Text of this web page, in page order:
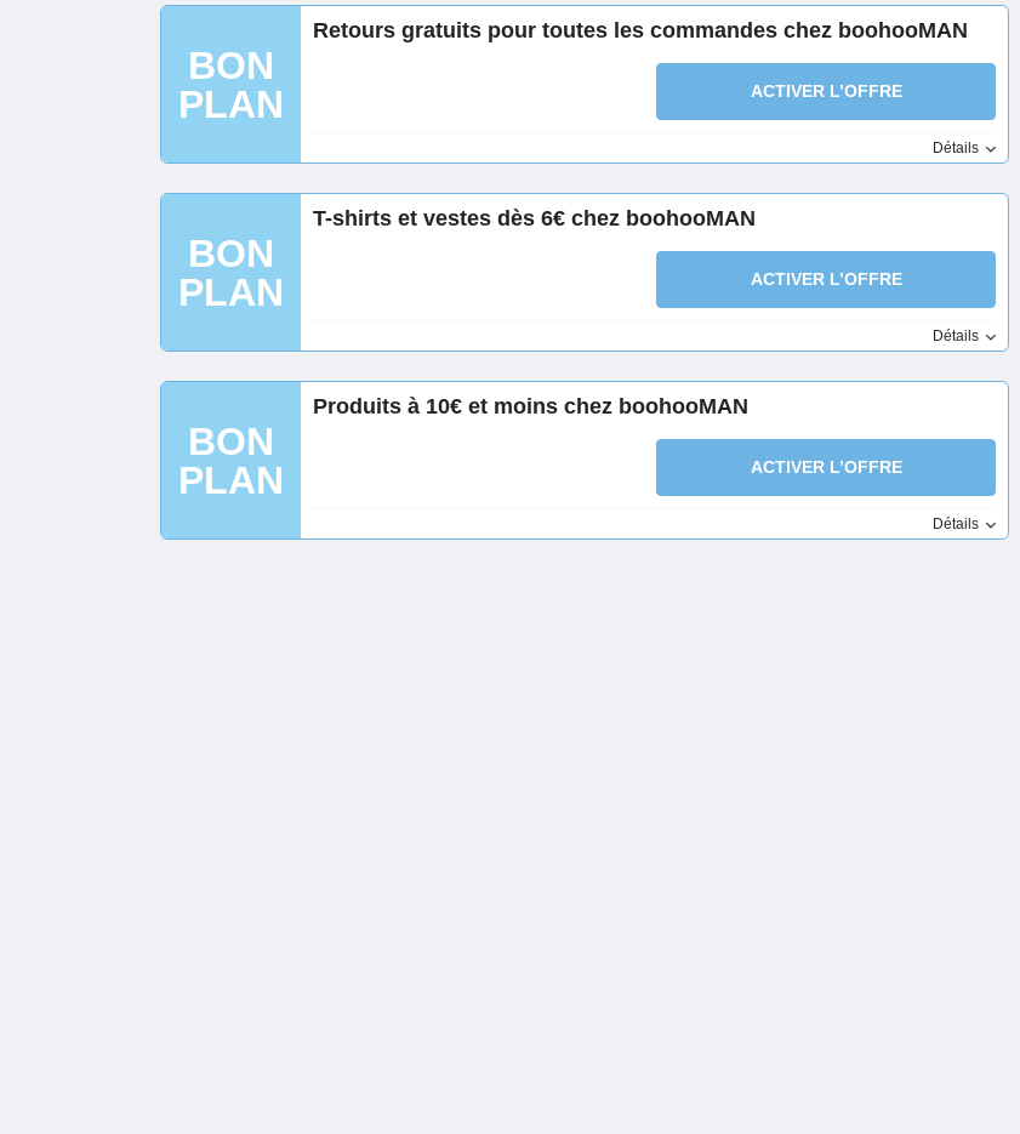
BON
PLAN
Retours gratuits pour toutes les commandes chez boohooMAN
ACTIVER L’OFFRE
Détails
BON
PLAN
T-shirts et vestes dès 6€ chez boohooMAN
ACTIVER L’OFFRE
Détails
BON
PLAN
Produits à 10€ et moins chez boohooMAN
ACTIVER L’OFFRE
Détails